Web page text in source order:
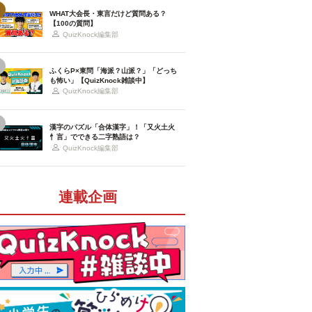
WHAT大会長・東言だけど質問ある？
【100の質問】
QuizKnock編集部
ふくらP×東問「海派？山派？」「どっち
も怖い」【QuizKnock雑談中】
QuizKnock編集部
漢字のパズル「合体漢字」！「又火土火
忄言」でできる二字熟語は？
QuizKnock編集部
連載企画